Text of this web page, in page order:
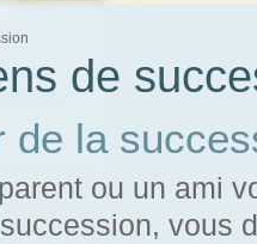
de
de la
ou un ami
vous